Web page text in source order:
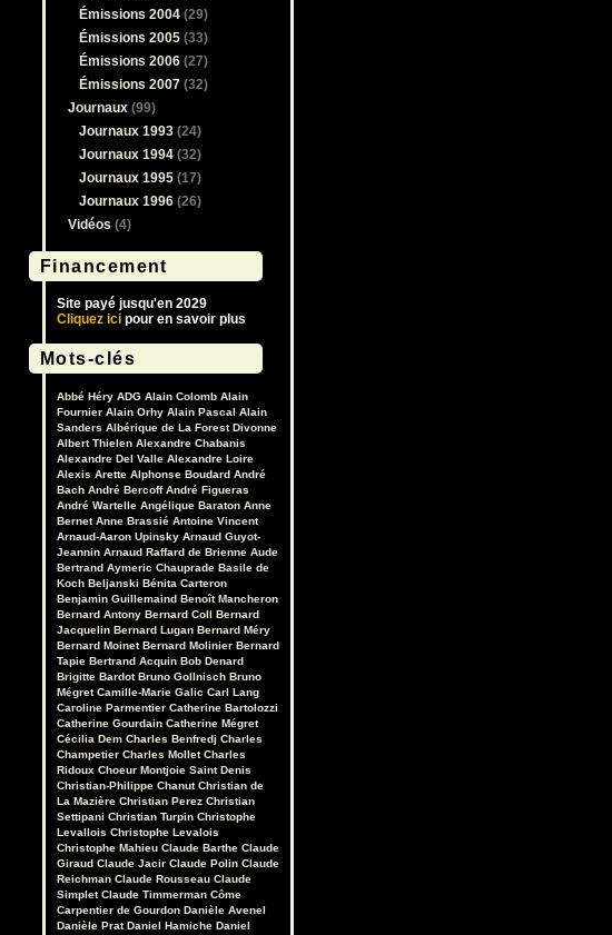
Émissions 2004 (29)
Émissions 2005 (33)
Émissions 2006 (27)
Émissions 2007 (32)
Journaux (99)
Journaux 1993 (24)
Journaux 1994 (32)
Journaux 1995 (17)
Journaux 1996 (26)
Vidéos (4)
Financement
Site payé jusqu'en 2029
Cliquez ici pour en savoir plus
Mots-clés
Abbé Héry ADG Alain Colomb Alain
Fournier Alain Orhy Alain Pascal Alain
Sanders Albérique de La Forest Divonne
Albert Thielen Alexandre Chabanis
Alexandre Del Valle Alexandre Loire
Alexis Arette Alphonse Boudard André
Bach André Bercoff André Figueras
André Wartelle Angélique Baraton Anne
Bernet Anne Brassié Antoine Vincent
Arnaud-Aaron Upinsky Arnaud Guyot-
Jeannin Arnaud Raffard de Brienne Aude
Bertrand Aymeric Chauprade Basile de
Koch Beljanski Bénita Carteron
Benjamin Guillemaind Benoît Mancheron
Bernard Antony Bernard Coll Bernard
Jacquelin Bernard Lugan Bernard Méry
Bernard Moinet Bernard Molinier Bernard
Tapie Bertrand Acquin Bob Denard
Brigitte Bardot Bruno Gollnisch Bruno
Mégret Camille-Marie Galic Carl Lang
Caroline Parmentier Catherine Bartolozzi
Catherine Gourdain Catherine Mégret
Cécilia Dem Charles Benfredj Charles
Champetier Charles Mollet Charles
Ridoux Choeur Montjoie Saint Denis
Christian-Philippe Chanut Christian de
La Mazière Christian Perez Christian
Settipani Christian Turpin Christophe
Levallois Christophe Levalois
Christophe Mahieu Claude Barthe Claude
Giraud Claude Jacir Claude Polin Claude
Reichman Claude Rousseau Claude
Simplet Claude Timmerman Côme
Carpentier de Gourdon Danièle Avenel
Danièle Prat Daniel Hamiche Daniel